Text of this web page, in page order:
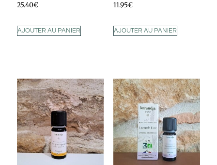
25.40€
AJOUTER AU PANIER
11.95€
AJOUTER AU PANIER